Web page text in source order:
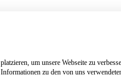
um unsere Webseite zu
zu den von uns